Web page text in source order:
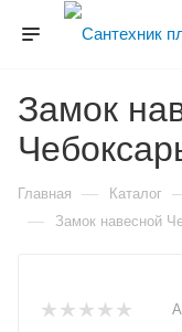
Замок
Главная — Каталог
— Замок навесной